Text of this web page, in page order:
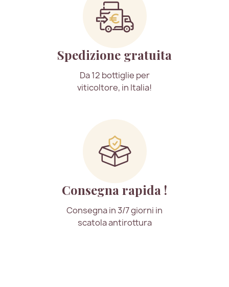
Spedizione gratuita
Da 12 bottiglie per
viticoltore, in Italia!
Consegna rapida !
Consegna in 3/7 giorni in
scatola antirottura